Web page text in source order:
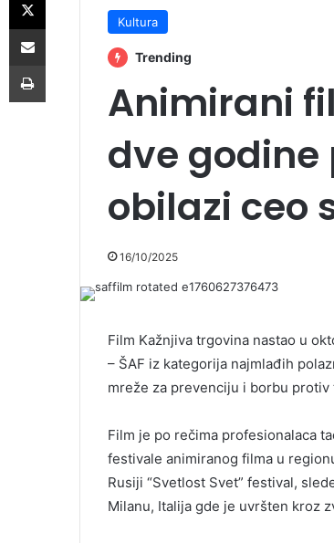
Kultura
Trending
Animirani
dve godine
obilazi ceo
16/10/2025
Film Kažnjiva trgovina nastao u
– ŠAF iz kategorija najmlađih
mreže za prevenciju i borbu
Film je po rečima profesionalaca
festivale animiranog filma u
Rusiji “Svetlost Svet” festival,
Milanu, Italija gde je uvršten kroz
Share via Email